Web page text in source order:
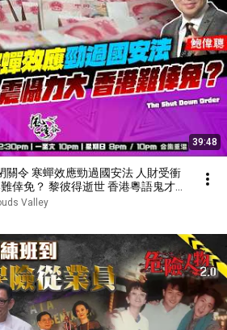
39:48
關令 寒蟬效應勁過國安法 人財受衝
倖免？ 黎彼得逝世 香港粵語鬼才殞
08/06
Valley